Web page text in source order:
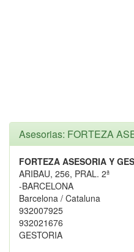
Asesorias: FORTEZA
FORTEZA ASESORIA Y
ARIBAU, 256, PRAL. 2ª
-BARCELONA
Barcelona / Cataluna
932007925
932021676
GESTORIA